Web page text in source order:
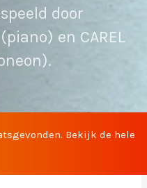
door
(piano) en CAREL
Bekijk de hele